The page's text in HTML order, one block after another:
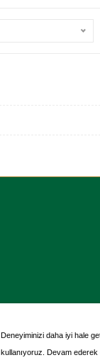
Deneyiminizi daha iyi hale
kullanıyoruz. Devam ederek